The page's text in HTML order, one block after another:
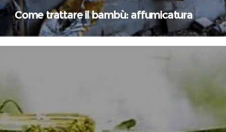
Come trattare il bambù: affumicatura